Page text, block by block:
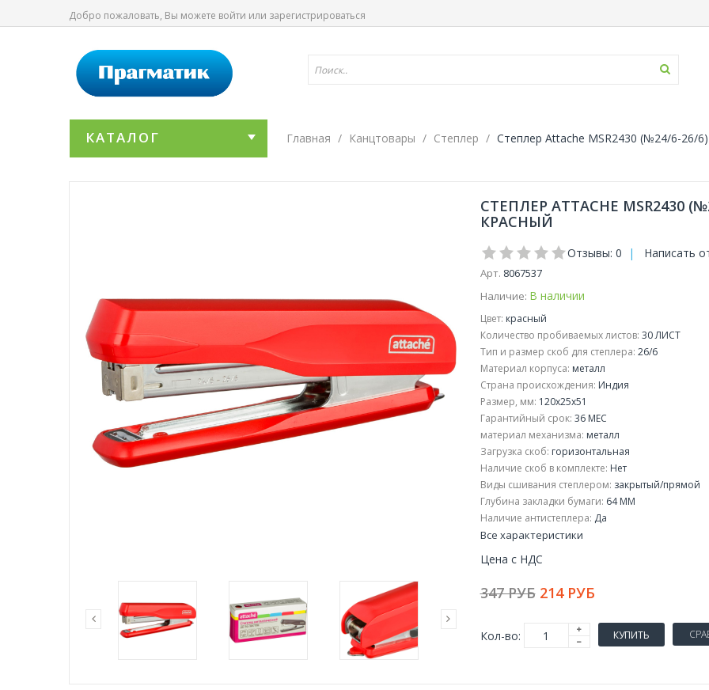
Добро пожаловать, Вы можете войти или зарегистрироваться
КАТАЛОГ Главная Канцтовары Степлер Степлер Attache MSR2430 (№24/6-26/
СТЕПЛЕР ATTACHE MSR2430
КРАСНЫЙ
Отзывы: 0 | Написать
Арт. 8067537
Наличие: В наличии
Цвет: красный
Количество пробиваемых листов: 30 ЛИСТ
Тип и размер скоб для степлера: 26/6
Материал корпуса: металл
Страна происхождения: Индия
Размер, мм: 120x25x51
Гарантийный срок: 36 МЕС
материал механизма: металл
Загрузка скоб: горизонтальная
Наличие скоб в комплекте: Нет
Виды сшивания степлером: закрытый/прямой
Глубина закладки бумаги: 64 ММ
Наличие антистеплера: Да
Все характеристики
Цена с НДС
347 РУБ 214 РУБ
Кол-во: КУПИТЬ